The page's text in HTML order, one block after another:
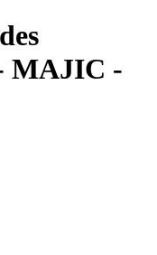
MAJIC -